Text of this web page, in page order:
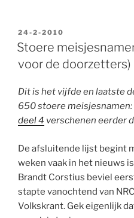
GEPLAATST
OP
24-2-2010
Stoere
voor de doorzetters)
Dit is het vijfde en laatste
650 stoere meisjesnamen:
deel 4 verschenen eerder
De afsluitende lijst begint
weken vaak in het nieuws
Brandt Corstius beviel
stapte vanochtend van
Volkskrant. Gek eigenlijk